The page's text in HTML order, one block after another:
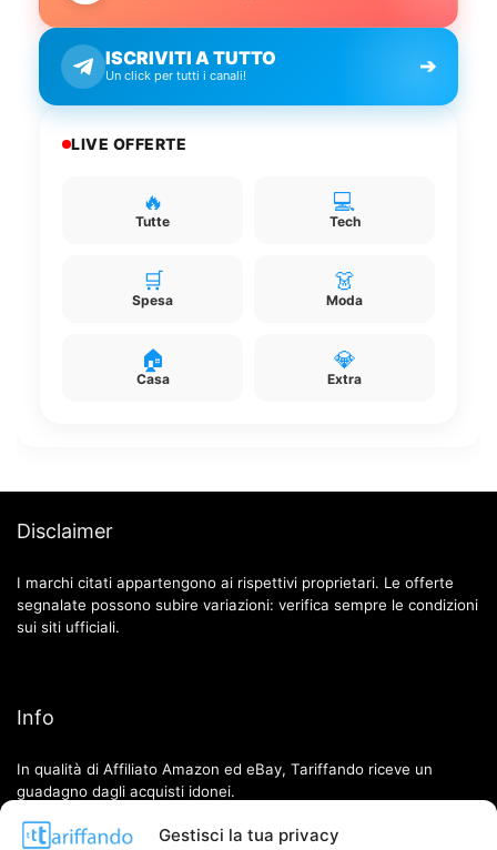
Gestisci la tua privacy
ISCRIVITI A TUTTO
Un click per tutti i canali! ➔
LIVE OFFERTE
🔥
Tutte
💻
Tech
🛒
Spesa
👗
Moda
🏠
Casa
💎
Extra
Disclaimer
I marchi citati appartengono ai rispettivi proprietari. Le offerte
segnalate possono subire variazioni: verifica sempre le condizioni
sui siti ufficiali.
Info
In qualità di Affiliato Amazon ed eBay, Tariffando riceve un
guadagno dagli acquisti idonei.
Note Legali|Cookie Policy